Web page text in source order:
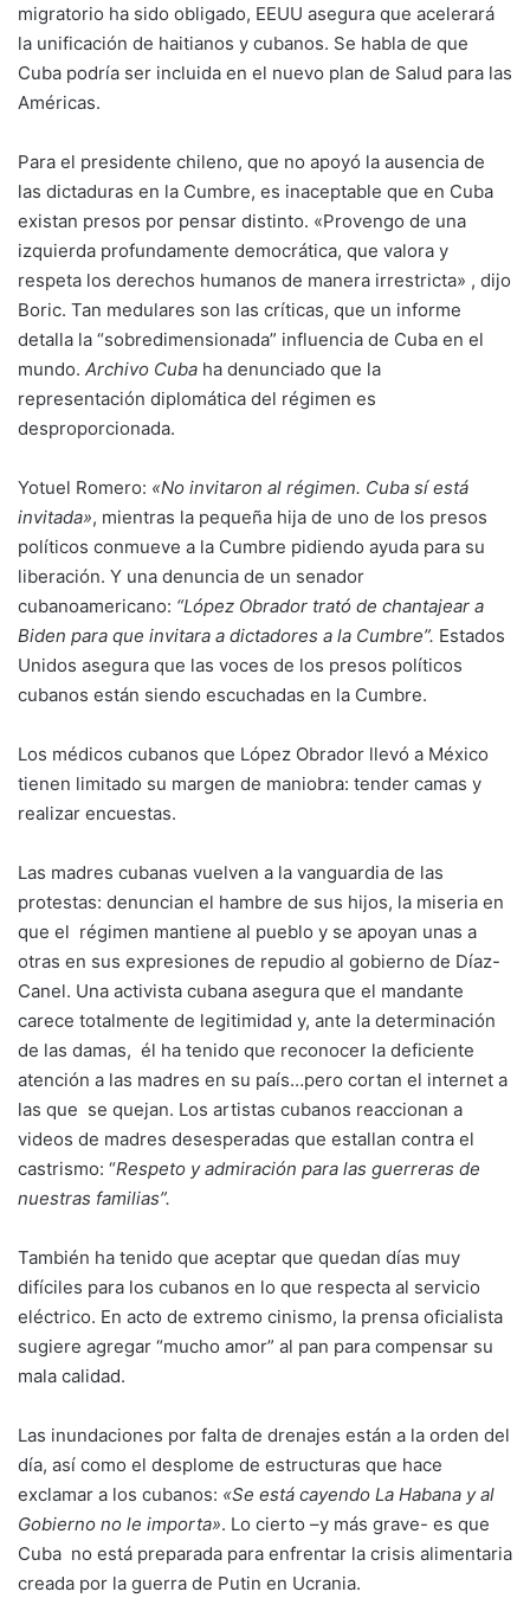
migratorio ha sido obligado, EEUU asegura que acelerará
la unificación de haitianos y cubanos. Se habla de que
Cuba podría ser incluida en el nuevo plan de Salud para las
Américas.
Para el presidente chileno, que no apoyó la ausencia de
las dictaduras en la Cumbre, es inaceptable que en Cuba
existan presos por pensar distinto. «Provengo de una
izquierda profundamente democrática, que valora y
respeta los derechos humanos de manera irrestricta» , dijo
Boric. Tan medulares son las críticas, que un informe
detalla la “sobredimensionada” influencia de Cuba en el
mundo. Archivo Cuba ha denunciado que la
representación diplomática del régimen es
desproporcionada.
Yotuel Romero: «No invitaron al régimen. Cuba sí está
invitada», mientras la pequeña hija de uno de los presos
políticos conmueve a la Cumbre pidiendo ayuda para su
liberación. Y una denuncia de un senador
cubanoamericano: “López Obrador trató de chantajear a
Biden para que invitara a dictadores a la Cumbre”. Estados
Unidos asegura que las voces de los presos políticos
cubanos están siendo escuchadas en la Cumbre.
Los médicos cubanos que López Obrador llevó a México
tienen limitado su margen de maniobra: tender camas y
realizar encuestas.
Las madres cubanas vuelven a la vanguardia de las
protestas: denuncian el hambre de sus hijos, la miseria en
que el régimen mantiene al pueblo y se apoyan unas a
otras en sus expresiones de repudio al gobierno de Díaz-
Canel. Una activista cubana asegura que el mandante
carece totalmente de legitimidad y, ante la determinación
de las damas, él ha tenido que reconocer la deficiente
atención a las madres en su país…pero cortan el internet a
las que se quejan. Los artistas cubanos reaccionan a
videos de madres desesperadas que estallan contra el
castrismo: “Respeto y admiración para las guerreras de
nuestras familias”.
También ha tenido que aceptar que quedan días muy
difíciles para los cubanos en lo que respecta al servicio
eléctrico. En acto de extremo cinismo, la prensa oficialista
sugiere agregar “mucho amor” al pan para compensar su
mala calidad.
Las inundaciones por falta de drenajes están a la orden del
día, así como el desplome de estructuras que hace
exclamar a los cubanos: «Se está cayendo La Habana y al
Gobierno no le importa». Lo cierto –y más grave- es que
Cuba no está preparada para enfrentar la crisis alimentaria
creada por la guerra de Putin en Ucrania.